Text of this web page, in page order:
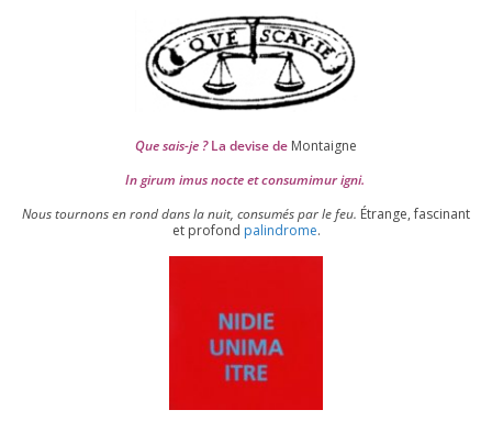
Que sais-je ?La devise de Montaigne
In girum imus nocte et consu­mi­mur igni.
Nous tour­nons en rond dans la nuit, consu­més par le feu. Étrange, fas­ci­nant
et pro­fond palin­drome.